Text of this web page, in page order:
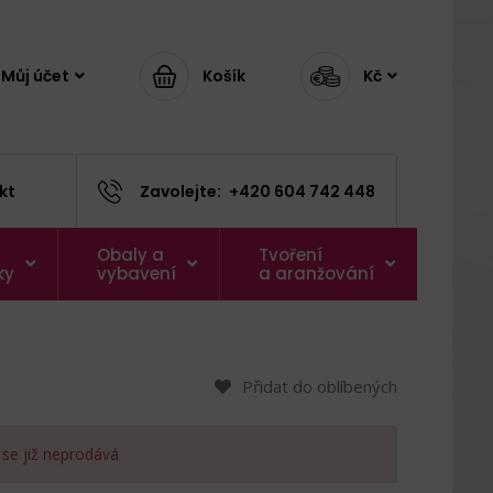
Můj účet Košík Kč
Zavolejte: +420 604 742 448
Obaly a
vybavení
Tvoření
a aranžování
Přidat do oblíbených
již neprodává